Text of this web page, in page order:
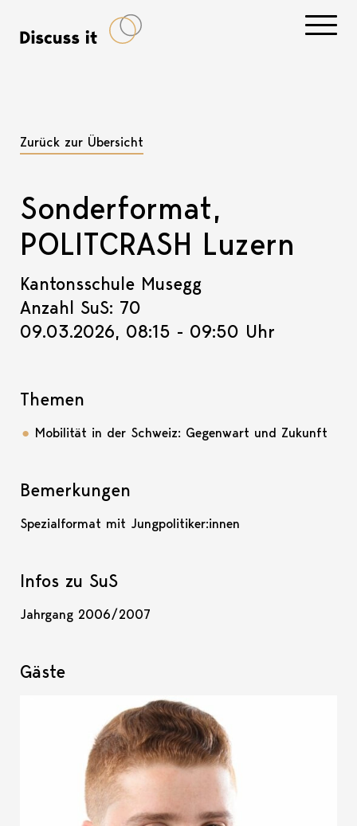
Zurück zur Übersicht
Sonderformat,
POLITCRASH Luzern
Kantonsschule Musegg
Anzahl SuS: 70
09.03.2026, 08:15 - 09:50 Uhr
Themen
Mobilität in der Schweiz: Gegenwart und Zukunft
Bemerkungen
Spezialformat mit Jungpolitiker:innen
Infos zu SuS
Jahrgang 2006/2007
Gäste